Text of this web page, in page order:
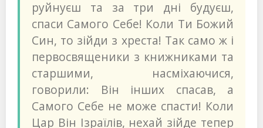
руйнуєш та за три дні будуєш,
спаси Самого Себе! Коли Ти Божий
Син, то зійди з хреста! Так само ж і
первосвященики з книжниками та
старшими, насміхаючися,
говорили: Він інших спасав, а
Самого Себе не може спасти! Коли
Цар Він Ізраїлів, нехай зійде тепер